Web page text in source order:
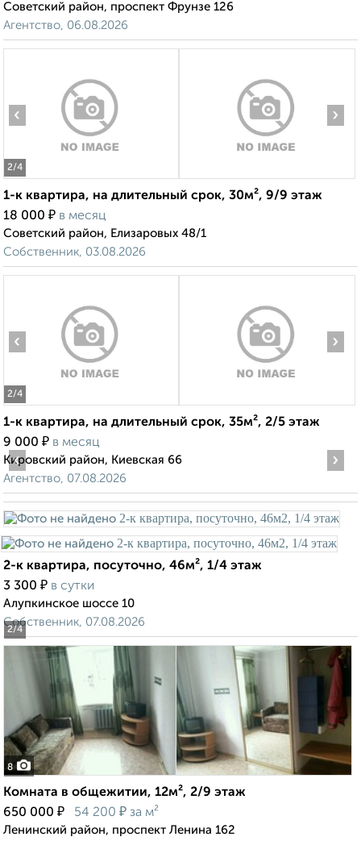
Советский район, проспект Фрунзе 126
Агентство, 06.08.2026
2/4
‹ ›
1-к квартира, на длительный срок, 30м², 9/9 этаж
18 000 ₽ в месяц
Советский район, Елизаровых 48/1
Собственник, 03.08.2026
2/4
‹ ›
1-к квартира, на длительный срок, 35м², 2/5 этаж
9 000 ₽ в месяц
Кировский район, Киевская 66
Агентство, 07.08.2026
2/4
‹ ›
2-к квартира, посуточно, 46м², 1/4 этаж
3 300 ₽ в сутки
Алупкинское шоссе 10
Собственник, 07.08.2026
8
Комната в общежитии, 12м², 2/9 этаж
650 000 ₽ 54 200 ₽ за м²
Ленинский район, проспект Ленина 162